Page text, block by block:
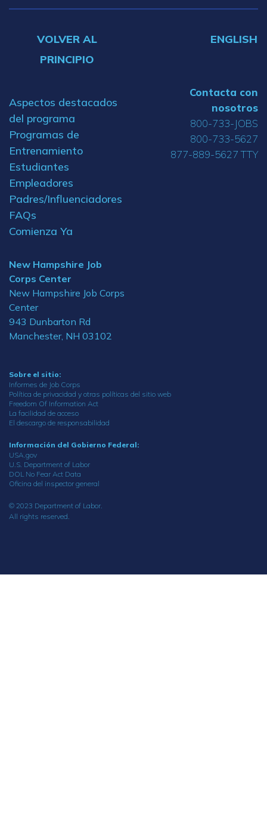
VOLVER AL
PRINCIPIO
ENGLISH
Aspectos destacados
del programa
Programas de
Entrenamiento
Estudiantes
Empleadores
Padres/Influenciadores
FAQs
Comienza Ya
New Hampshire Job
Corps Center
New Hampshire Job Corps
Center
943 Dunbarton Rd
Manchester, NH 03102
Contacta con
nosotros
800-733-JOBS
800-733-5627
877-889-5627 TTY
Sobre el sitio:
Informes de Job Corps
Política de privacidad y otras políticas del sitio web
Freedom Of Information Act
La facilidad de acceso
El descargo de responsabilidad
Información del Gobierno Federal:
USA.gov
U.S. Department of Labor
DOL No Fear Act Data
Oficina del inspector general
© 2023 Department of Labor.
All rights reserved.